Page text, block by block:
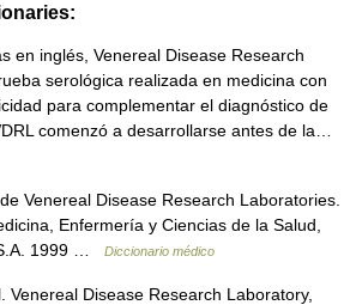
en inglés, Venereal Disease Research
serológica realizada en medicina con
para complementar el diagnóstico de
comenzó a desarrollarse antes de la…
Venereal Disease Research Laboratories.
Enfermería y Ciencias de la Salud,
1999 …
Diccionario médico
Disease Research Laboratory,